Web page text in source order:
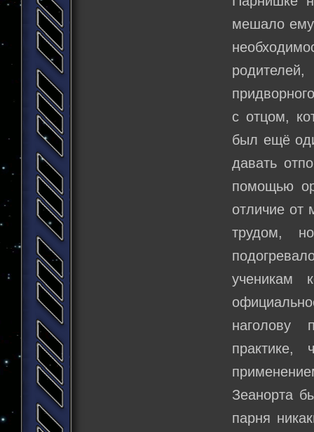
мешало ему
с отцом,
был ещё
давать
помощью
отличие от
трудом,
ученикам
наголову
практике,
Зеанорта
парня